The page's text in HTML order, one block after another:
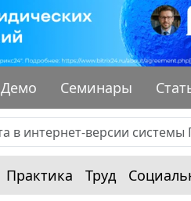
Демо Семинары
Практика Труд